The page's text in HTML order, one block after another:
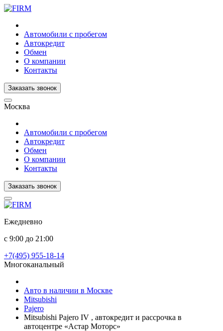
Автомобили с пробегом
Автокредит
Обмен
О компании
Контакты
Заказать звонок
Москва
Автомобили с пробегом
Автокредит
Обмен
О компании
Контакты
Заказать звонок
Ежедневно
с 9:00 до 21:00
+7(495) 955-18-14
Многоканальный
Авто в наличии в Москве
Mitsubishi
Pajero
Mitsubishi Pajero IV , автокредит и рассрочка в
автоцентре «Астар Моторс»